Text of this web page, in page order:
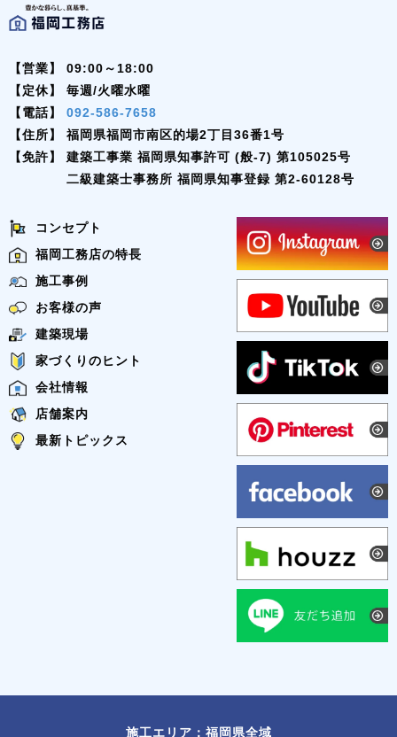
【営業】
09:00～18:00
【定休】
毎週/火曜水曜
【電話】
092-586-7658
【住所】
福岡県福岡市南区的場2丁目36番1号
【免許】
建築工事業 福岡県知事許可 (般-7) 第105025号
二級建築士事務所 福岡県知事登録 第2-60128号
コンセプト
福岡工務店の特長
施工事例
お客様の声
建築現場
家づくりのヒント
会社情報
店舗案内
最新トピックス
施工エリア：福岡県全域